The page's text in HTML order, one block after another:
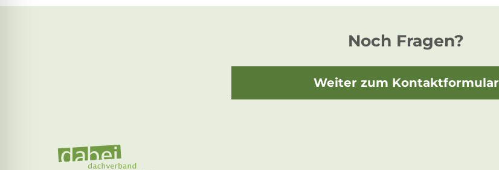
Noch Fragen?
Weiter zum Kontaktformular